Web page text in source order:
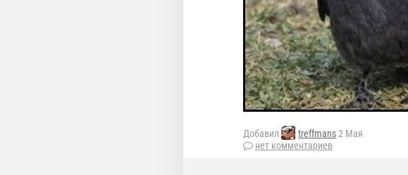
Добавил treffmans2 Мая
нет комментариев